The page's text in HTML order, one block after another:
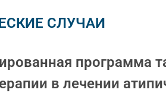
СЛУЧАИ
программа
в лечении